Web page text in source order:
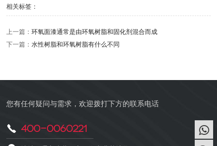
相关标签：
上一篇：环氧面漆通常是由环氧树脂和固化剂混合而成
下一篇：水性树脂和环氧树脂有什么不同
您有任何疑问与需求，欢迎拨打下方的联系电话
400-0060221